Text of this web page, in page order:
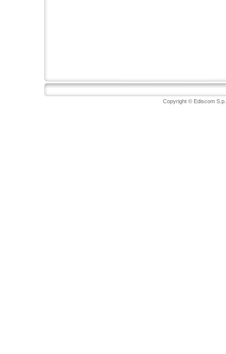
Copyright © Ediscom